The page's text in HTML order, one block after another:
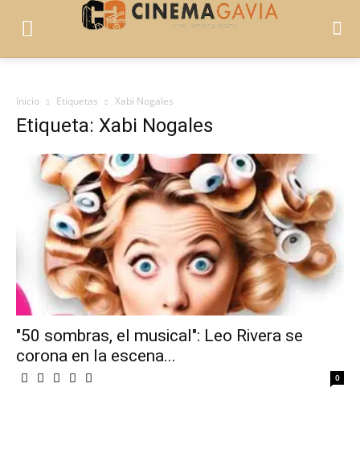
Inicio Etiquetas Xabi Nogales
Etiqueta: Xabi Nogales
"50 sombras, el musical": Leo Rivera se
corona en la escena...
0